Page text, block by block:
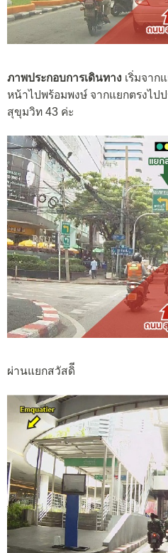
ภาพประกอบการเดินทาง เริ่มจาก
หน้าไปพร้อมพงษ์ จากแยกตรงไป
สุขุมวิท 43 ค่ะ
ผ่านแยกสวัสดิี